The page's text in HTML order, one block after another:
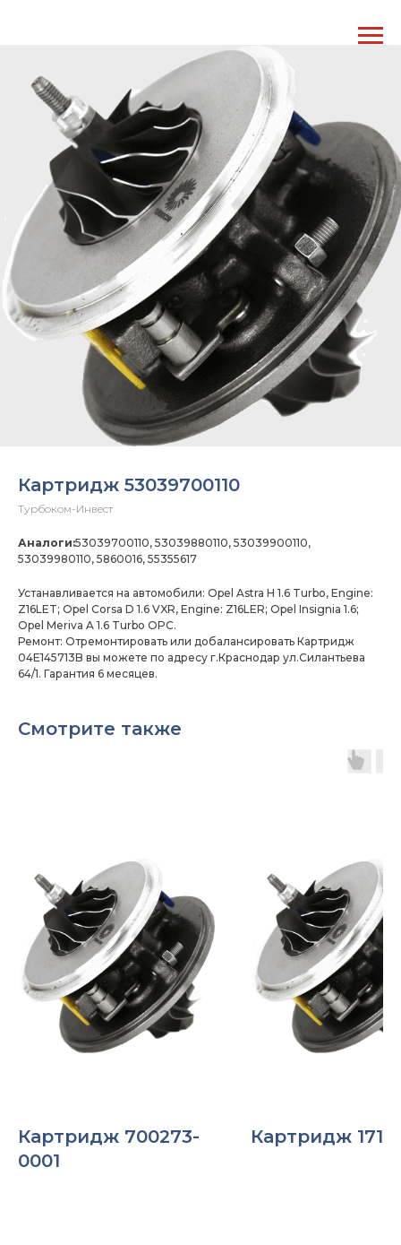
Картридж 53039700110
Турбоком-Инвест
Аналоги:53039700110, 53039880110, 53039900110,
53039980110, 5860016, 55355617
Устанавливается на автомобили: Opel Astra H 1.6 Turbo, Engine:
Z16LET; Opel Corsa D 1.6 VXR, Engine: Z16LER; Opel Insignia 1.6;
Opel Meriva A 1.6 Turbo OPC.
Ремонт: Отремонтировать или добалансировать Картридж
04E145713B вы можете по адресу г.Краснодар ул.Силантьева
64/1. Гарантия 6 месяцев.
Смотрите также
Картридж 700273-
0001
Картридж